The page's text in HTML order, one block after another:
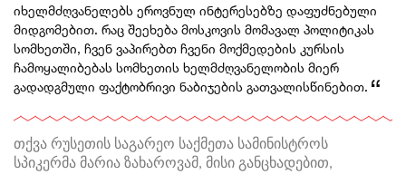
იხელმძღვანელებს ეროვნულ ინტერესებზე დაფუძნებული
მიდგომებით. რაც შეეხება მოსკოვის მომავალ პოლიტიკას
სომხეთში, ჩვენ ვაპირებთ ჩვენი მოქმედების კურსის
ჩამოყალიბებას სომხეთის ხელმძღვანელობის მიერ
გადადგმული ფაქტობრივი ნაბიჯების გათვალისწინებით.
თქვა რუსეთის საგარეო საქმეთა სამინისტროს
სპიკერმა მარია ზახაროვამ, მისი განცხადებით,